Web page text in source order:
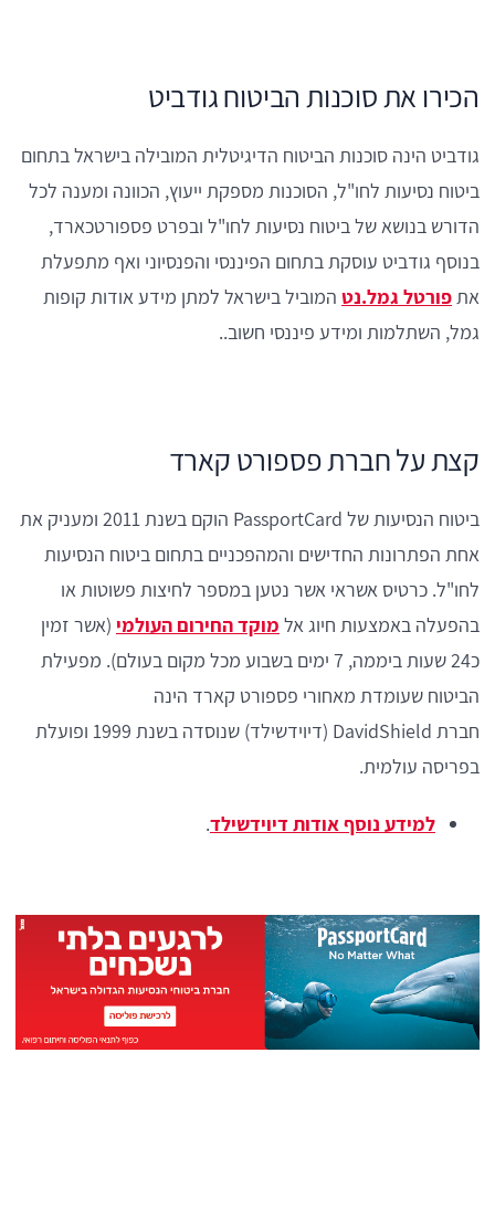
הכירו את סוכנות הביטוח גודביט
גודביט הינה סוכנות הביטוח הדיגיטלית המובילה בישראל בתחום
ביטוח נסיעות לחו"ל, הסוכנות מספקת ייעוץ, הכוונה ומענה לכל
הדורש בנושא של ביטוח נסיעות לחו"ל ובפרט פספורטכארד,
בנוסף גודביט עוסקת בתחום הפיננסי והפנסיוני ואף מתפעלת
אתפורטל גמל.נט המוביל בישראל למתן מידע אודות קופות
גמל, השתלמות ומידע פיננסי חשוב..
קצת על חברת פספורט קארד
ביטוח הנסיעות של PassportCard הוקם בשנת 2011 ומעניק את
אחת הפתרונות החדישים והמהפכניים בתחום ביטוח הנסיעות
לחו"ל. כרטיס אשראי אשר נטען במספר לחיצות פשוטות או
בהפעלה באמצעות חיוג אל מוקד החירום העולמי (אשר זמין
כ24 שעות ביממה, 7 ימים בשבוע מכל מקום בעולם). מפעילת
הביטוח שעומדת מאחורי פספורט קארד הינה
חברת DavidShield (דיוידשילד) שנוסדה בשנת 1999 ופועלת
בפריסה עולמית.
למידע נוסף אודות דיוידשילד.